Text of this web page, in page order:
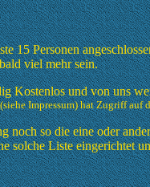
15 Personen
viel mehr sein.
Kostenlos und von uns
Impressum) hat Zugriff auf
noch so die eine oder
solche Liste eingerichtet